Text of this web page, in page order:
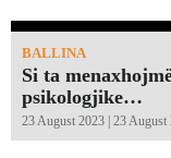
BALLINA
Si ta
psikologjike…
23 August 2023 | 23 August